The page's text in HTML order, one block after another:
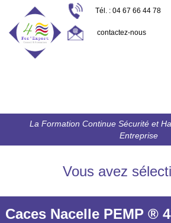
Tél. : 04 67 66 44 78
contactez-nous
La Formation Continue Sécurité et
Entreprise
Vous avez
Caces Nacelle PEMP ®